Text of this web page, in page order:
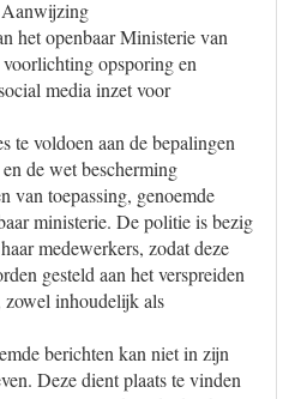
Aanwijzing
het openbaar Ministerie van
opsporing en
media inzet voor
te voldoen aan de bepalingen
de wet bescherming
van toepassing, genoemde
ministerie. De politie is bezig
medewerkers, zodat deze
gesteld aan het verspreiden
zowel inhoudelijk als
berichten kan niet in zijn
Deze dient plaats te vinden